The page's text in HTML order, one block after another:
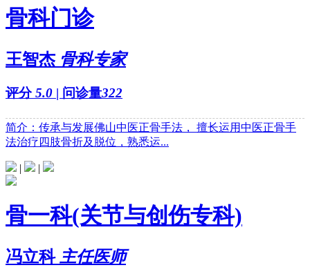
骨科门诊
王智杰 骨科专家
评分5.0 | 问诊量322
简介：传承与发展佛山中医正骨手法， 擅长运用中医正骨手
法治疗四肢骨折及脱位，熟悉运...
| |
骨一科(关节与创伤专科)
冯立科主任医师